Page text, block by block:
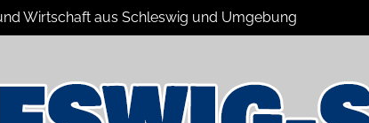
Wirtschaft aus Schleswig und Umgebung